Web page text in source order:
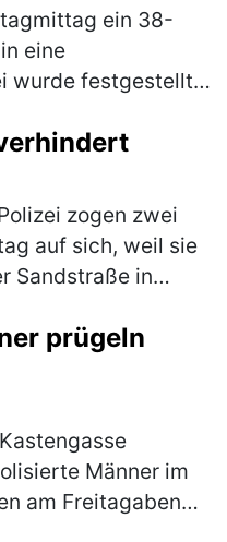
ein 38-
eine
wurde festgestellt,
Erlöschen d…
zogen zwei
auf sich, weil sie
Sandstraße in
…(mehr)
prügeln
Männer im
am Freitagabend